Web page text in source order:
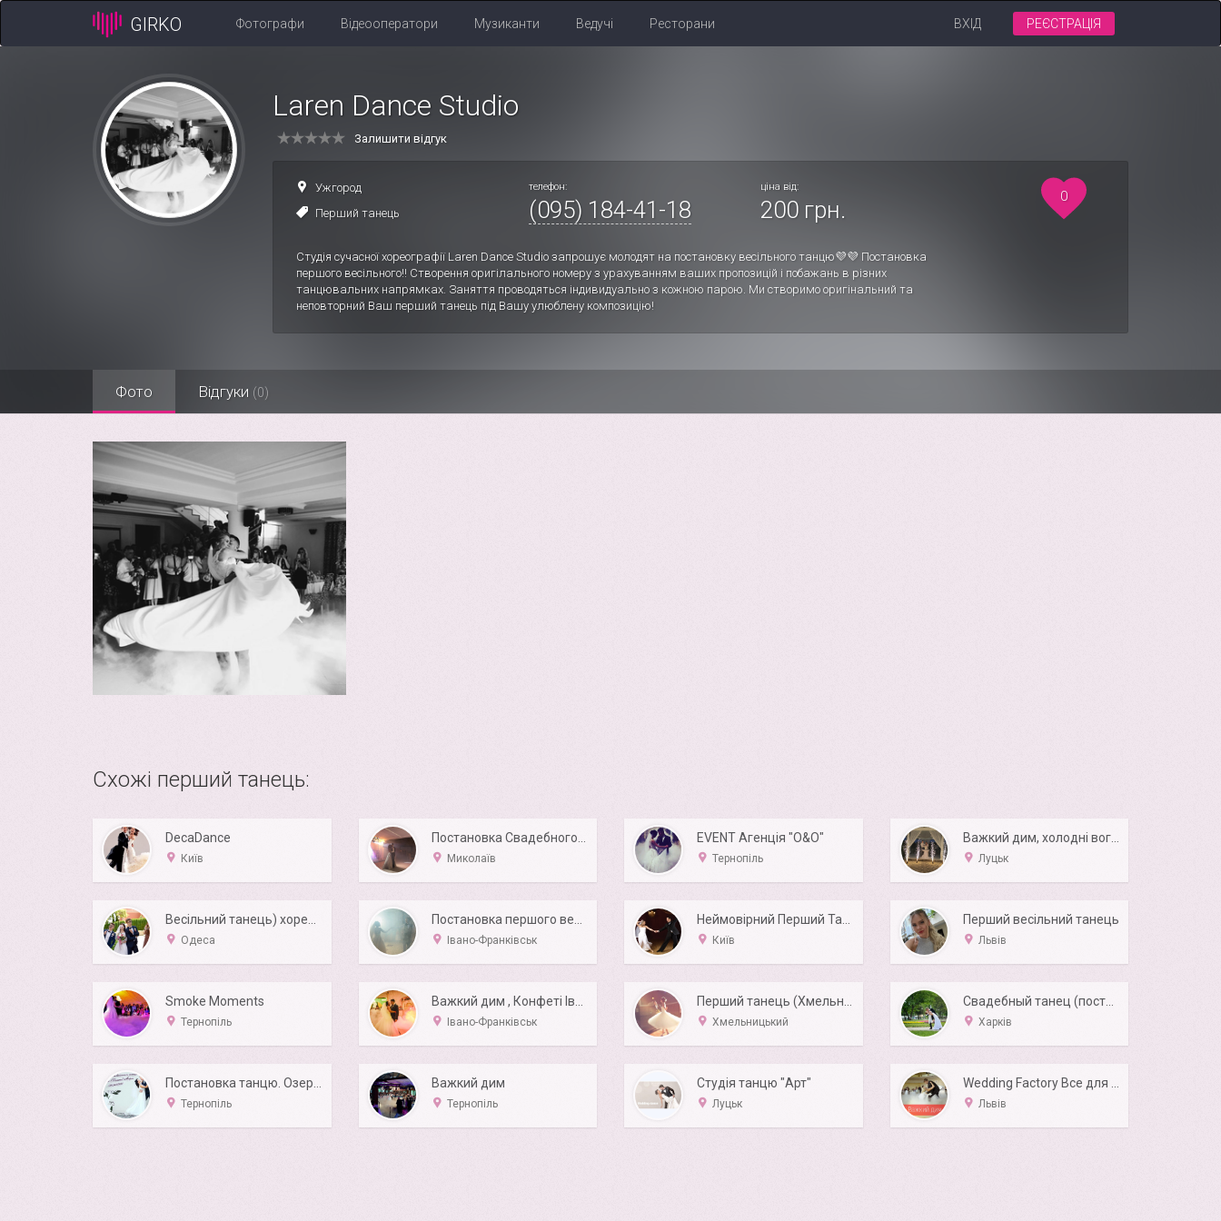
GIRKO Фотографи Відеооператори Музиканти Ведучі Ресторани ВХІД РЕЄСТРАЦІЯ
Laren Dance Studio
Залишити відгук
Ужгород
Перший танець
телефон:
(095) 184-41-18
ціна від:
200 грн.
Студія сучасної хореографії Laren Dance Studio запрошує молодят на постановку весільного танцю💜💜 Постановка
першого весільного!! Створення оригілального номеру з урахуванням ваших пропозицій і побажань в різних
танцювальних напрямках. Заняття проводяться індивидуально з кожною парою. Ми створимо оригінальний та
неповторний Ваш перший танець під Вашу улюблену композицію!
0
Фото Відгуки (0)
Схожі перший танець:
DecaDance
Київ Миколаїв
EVENT Агенція "О&О"
Тернопіль
Важкий дим, холодні вогні, проф. світло, звук,
Луцьк
Одеса Івано-Франківськ Київ
Перший весільний танець
Львів
Smoke Moments
Тернопіль Івано-Франківськ Хмельницький
Свадебный танец (постановка танца)
Харків
Тернопіль
Важкий дим
Тернопіль
Студія танцю "Арт"
Луцьк Львів